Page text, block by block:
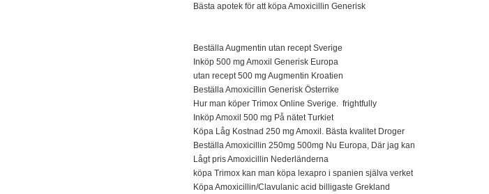
Bästa apotek för att köpa Amoxicillin Generisk
Beställa Augmentin utan recept Sverige
Inköp 500 mg Amoxil Generisk Europa
utan recept 500 mg Augmentin Kroatien
Beställa Amoxicillin Generisk Österrike
Hur man köper Trimox Online Sverige. frightfully
Inköp Amoxil 500 mg På nätet Turkiet
Köpa Låg Kostnad 250 mg Amoxil. Bästa kvalitet Droger
Beställa Amoxicillin 250mg 500mg Nu Europa, Där jag kan
Lågt pris Amoxicillin Nederländerna
köpa Trimox kan man köpa lexapro i spanien själva verket
Köpa Amoxicillin/Clavulanic acid billigaste Grekland